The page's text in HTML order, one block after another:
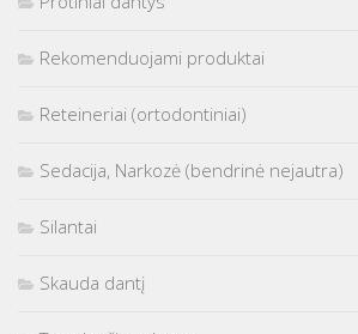
Rekomenduojami produktai
Reteineriai (ortodontiniai)
Sedacija, Narkozė (bendrinė nejautra)
Silantai
Skauda dantį